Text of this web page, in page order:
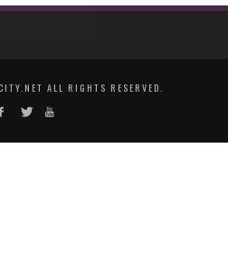
ALL RIGHTS RESERVED.